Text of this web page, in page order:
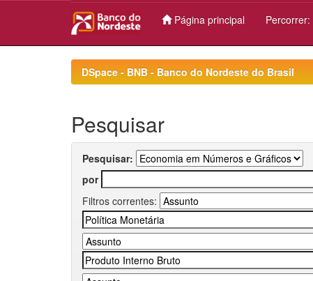
Página principal Percorrer:
DSpace - BNB - Banco do Nordeste do Brasil
Pesquisar
Pesquisar:
por
Filtros correntes: